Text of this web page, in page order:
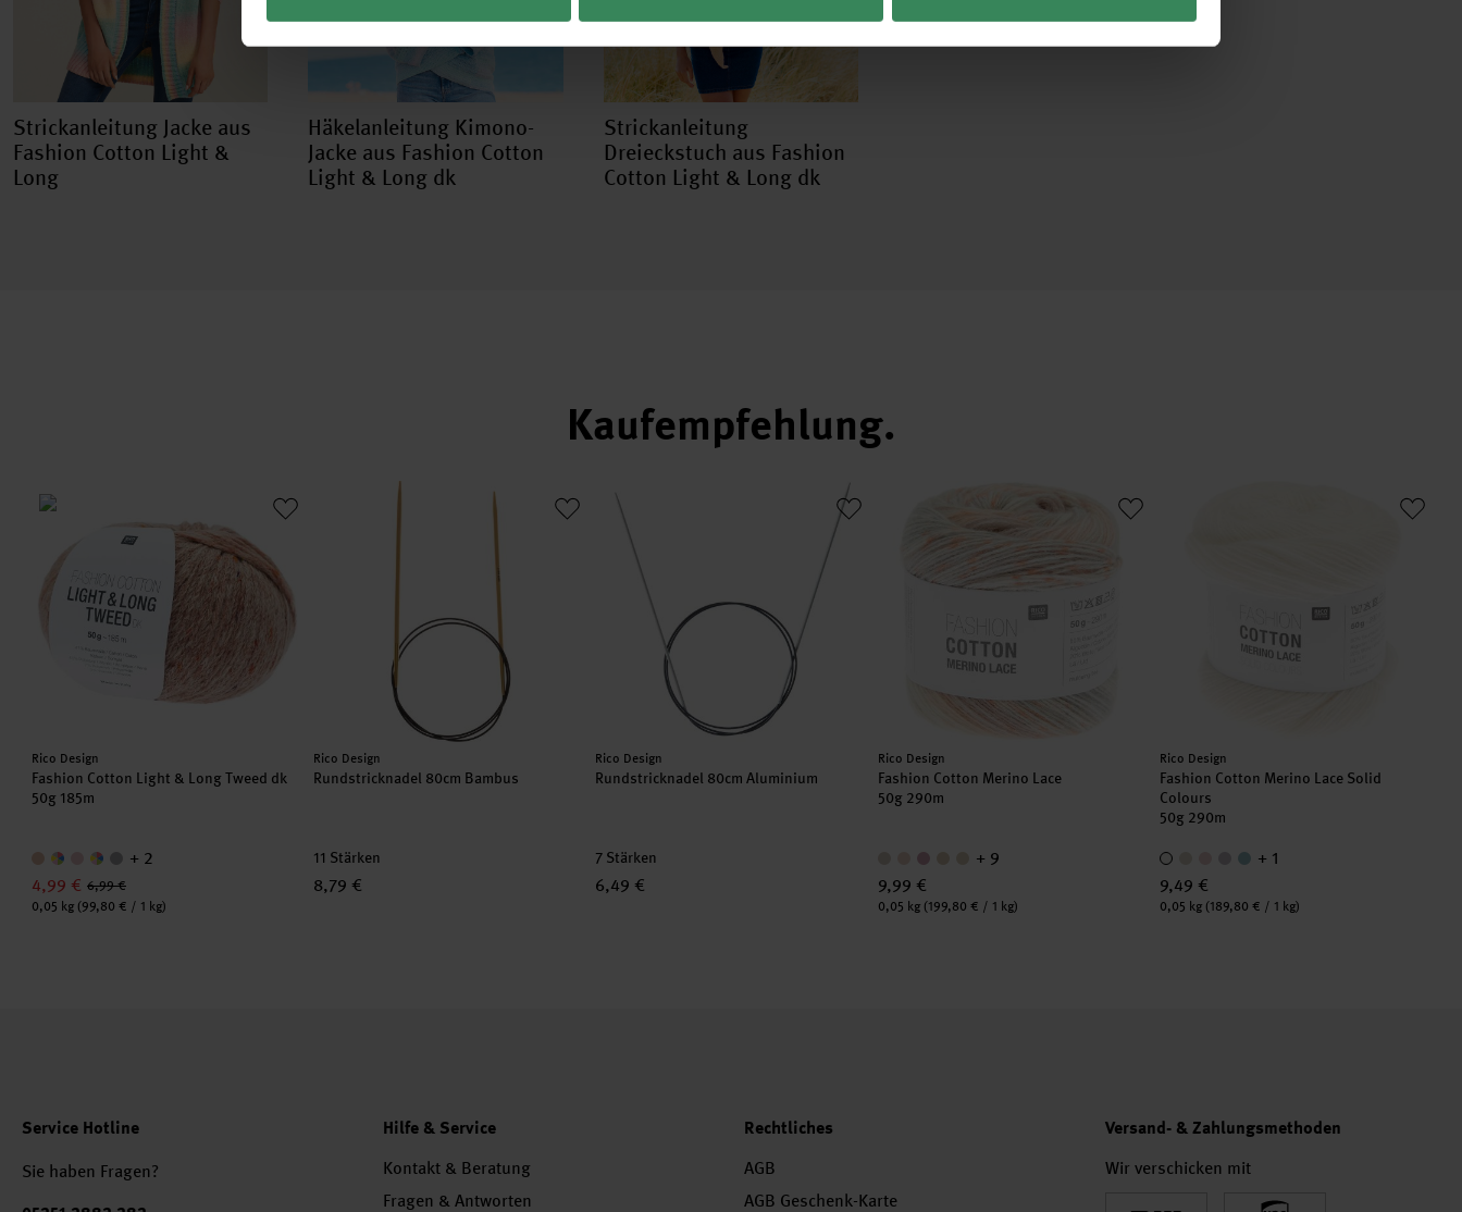
Strickanleitung Jacke aus
Fashion Cotton Light &
Long
Häkelanleitung Kimono-
Jacke aus Fashion Cotton
Light & Long dk
Strickanleitung
Dreieckstuch aus Fashion
Cotton Light & Long dk
Kaufempfehlung
Fashion Cotton Light & Long Tweed dk
Hersteller:
Rico Design
Fashion Cotton Light & Long Tweed dk
50g 185m
+ 2
4,99 € 6,99 €
Inhalt:
0,05 kg (99,80 € / 1 kg)
Rundstricknadel 80cm Bambus
Hersteller:
Rico Design
Rundstricknadel 80cm Bambus
11 Stärken
8,79 €
Rundstricknadel 80cm Aluminium
Hersteller:
Rico Design
Rundstricknadel 80cm Aluminium
7 Stärken
6,49 €
Hersteller:
Rico Design
Fashion Cotton Merino Lace
50g 290m
+ 9
9,99 €
Inhalt:
0,05 kg (199,80 € / 1 kg)
Hersteller:
Rico Design
Fashion Cotton Merino Lace Solid
Colours
50g 290m
+ 1
9,49 €
Inhalt:
0,05 kg (189,80 € / 1 kg)
Service Hotline
Sie haben Fragen?
Hilfe & Service
Kontakt & Beratung
Fragen & Antworten
Rechtliches
AGB
AGB Geschenk-Karte
Versand- & Zahlungsmethoden
Wir verschicken mit